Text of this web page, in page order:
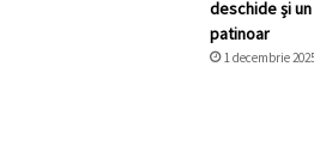
deschide și un
patinoar
1 decembrie